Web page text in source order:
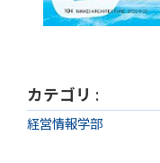
カテゴリ :
経営情報学部